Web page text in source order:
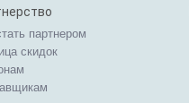
партнером
скидок